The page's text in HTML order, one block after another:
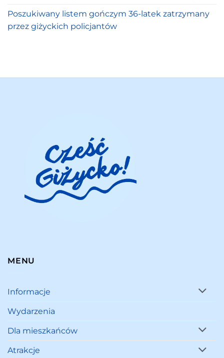
Poszukiwany listem gończym 36-latek zatrzymany
przez giżyckich policjantów
MENU
Informacje
Wydarzenia
Dla mieszkańców
Atrakcje